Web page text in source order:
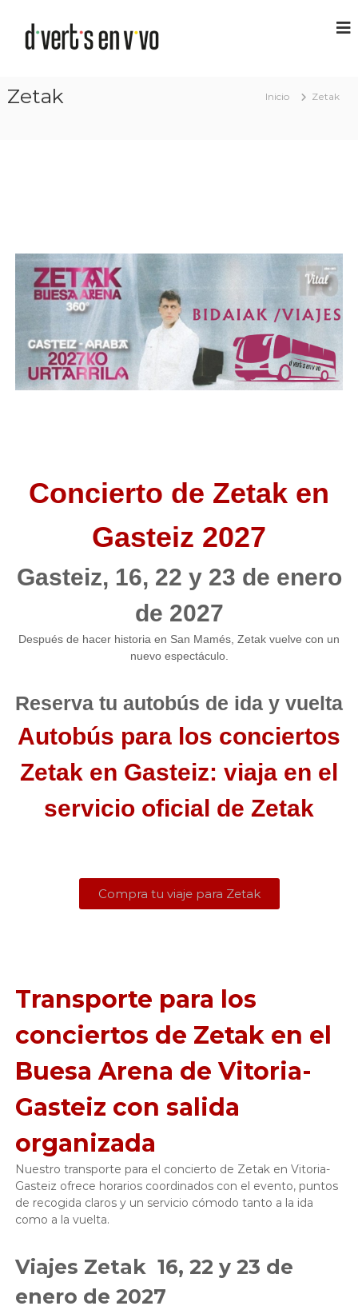
Zetak Inicio Zetak
Concierto de Zetak en
Gasteiz 2027
Gasteiz, 16, 22 y 23 de enero
de 2027
Después de hacer historia en San Mamés, Zetak vuelve con un
nuevo espectáculo.
Reserva tu autobús de ida y vuelta
Autobús para los conciertos
Zetak en Gasteiz: viaja en el
servicio oficial de Zetak
Compra tu viaje para Zetak
Transporte para los
conciertos de Zetak en el
Buesa Arena de Vitoria-
Gasteiz con salida
organizada
Nuestro transporte para el concierto de Zetak en Vitoria-
Gasteiz ofrece horarios coordinados con el evento, puntos
de recogida claros y un servicio cómodo tanto a la ida
como a la vuelta.
Viajes Zetak 16, 22 y 23 de
enero de 2027